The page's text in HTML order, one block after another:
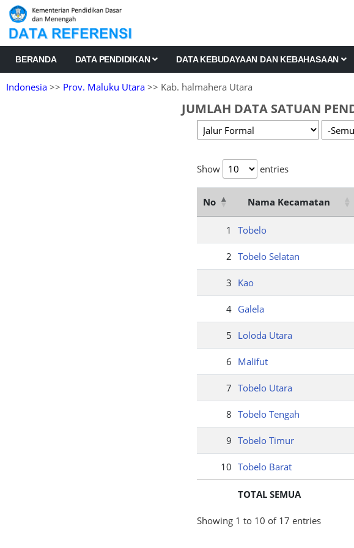
BERANDA DATA PENDIDIKAN DATA KEBUDAYAAN DAN KEBAHASAAN
Indonesia >> Prov. Maluku Utara >> Kab. halmahera Utara
JUMLAH DATA SATUAN
Show entries
No Nama Kecamatan
1 Tobelo
2 Tobelo Selatan
3 Kao
4 Galela
5 Loloda Utara
6 Malifut
7 Tobelo Utara
8 Tobelo Tengah
9 Tobelo Timur
10 Tobelo Barat
TOTAL SEMUA
Showing 1 to 10 of 17 entries